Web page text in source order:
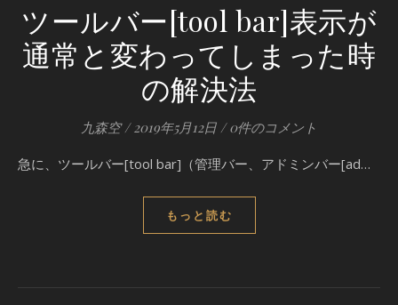
ツールバー[tool bar]表示が
通常と変わってしまった時
の解決法
九森空 / 2019年5月12日 / 0件のコメント
急に、ツールバー[tool bar]（管理バー、アドミンバー[ad…
もっと読む